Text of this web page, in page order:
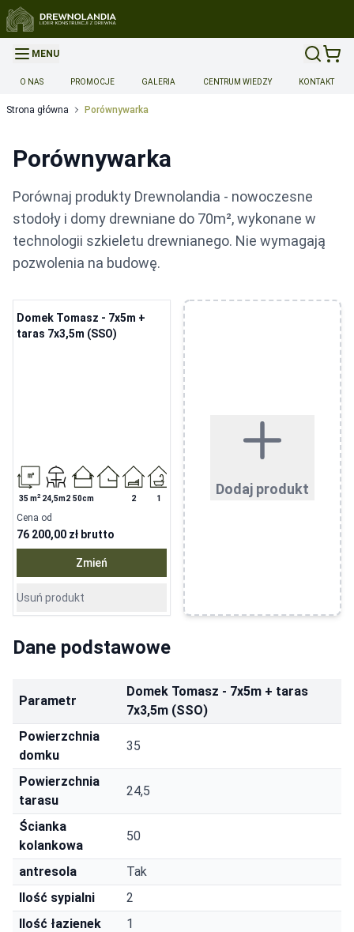
MENU
O NAS PROMOCJE GALERIA CENTRUM WIEDZY KONTAKT
Strona główna Porównywarka
Porównywarka
Porównaj produkty Drewnolandia - nowoczesne
stodoły i domy drewniane do 70m², wykonane w
technologii szkieletu drewnianego. Nie wymagają
pozwolenia na budowę.
Domek Tomasz - 7x5m +
taras 7x3,5m (SSO)
35m2 24,5m2 50cm 2 1
Cena od
76 200,00 zł brutto
Zmień
Usuń produkt
Dodaj produkt
Dane podstawowe
Parametr
Domek Tomasz - 7x5m + taras
7x3,5m (SSO)
Powierzchnia
domku
35
Powierzchnia
tarasu
24,5
Ścianka
kolankowa
50
antresola
Tak
Ilość sypialni
2
Ilość łazienek
1